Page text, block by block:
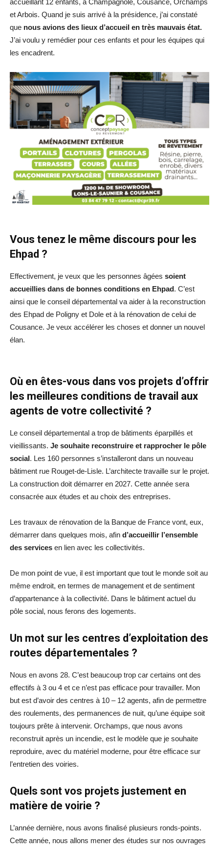
et Arbois. Quand je suis arrivé à la présidence, j’ai constaté
que nous avions des lieux d’accueil en très mauvais état.
J’ai voulu y remédier pour ces enfants et pour les équipes qui
les encadrent.
Vous tenez le même discours pour les
Ehpad ?
Effectivement, je veux que les personnes âgées soient
accueillies dans de bonnes conditions en Ehpad. C’est
ainsi que le conseil départemental va aider à la reconstruction
des Ehpad de Poligny et Dole et à la rénovation de celui de
Cousance. Je veux accélérer les choses et donner un nouvel
élan.
Où en êtes-vous dans vos projets d’offrir
les meilleures conditions de travail aux
agents de votre collectivité ?
Le conseil départemental a trop de bâtiments éparpillés et
vieillissants. Je souhaite reconstruire et rapprocher le pôle
social. Les 160 personnes s’installeront dans un nouveau
bâtiment rue Rouget-de-Lisle. L’architecte travaille sur le projet.
La construction doit démarrer en 2027. Cette année sera
consacrée aux études et au choix des entreprises.
Les travaux de rénovation de la Banque de France vont, eux,
démarrer dans quelques mois, afin d’accueillir l’ensemble
des services en lien avec les collectivités.
De mon point de vue, il est important que tout le monde soit au
même endroit, en termes de management et de sentiment
d’appartenance à la collectivité. Dans le bâtiment actuel du
pôle social, nous ferons des logements.
Un mot sur les centres d’exploitation des
routes départementales ?
Nous en avons 28. C’est beaucoup trop car certains ont des
effectifs à 3 ou 4 et ce n’est pas efficace pour travailler. Mon
but est d’avoir des centres à 10 – 12 agents, afin de permettre
des roulements, des permanences de nuit, qu’une équipe soit
toujours prête à intervenir. Orchamps, que nous avons
reconstruit après un incendie, est le modèle que je souhaite
reproduire, avec du matériel moderne, pour être efficace sur
l’entretien des voiries.
Quels sont vos projets justement en
matière de voirie ?
L’année dernière, nous avons finalisé plusieurs ronds-points.
Cette année, nous allons mener des études sur nos ouvrages